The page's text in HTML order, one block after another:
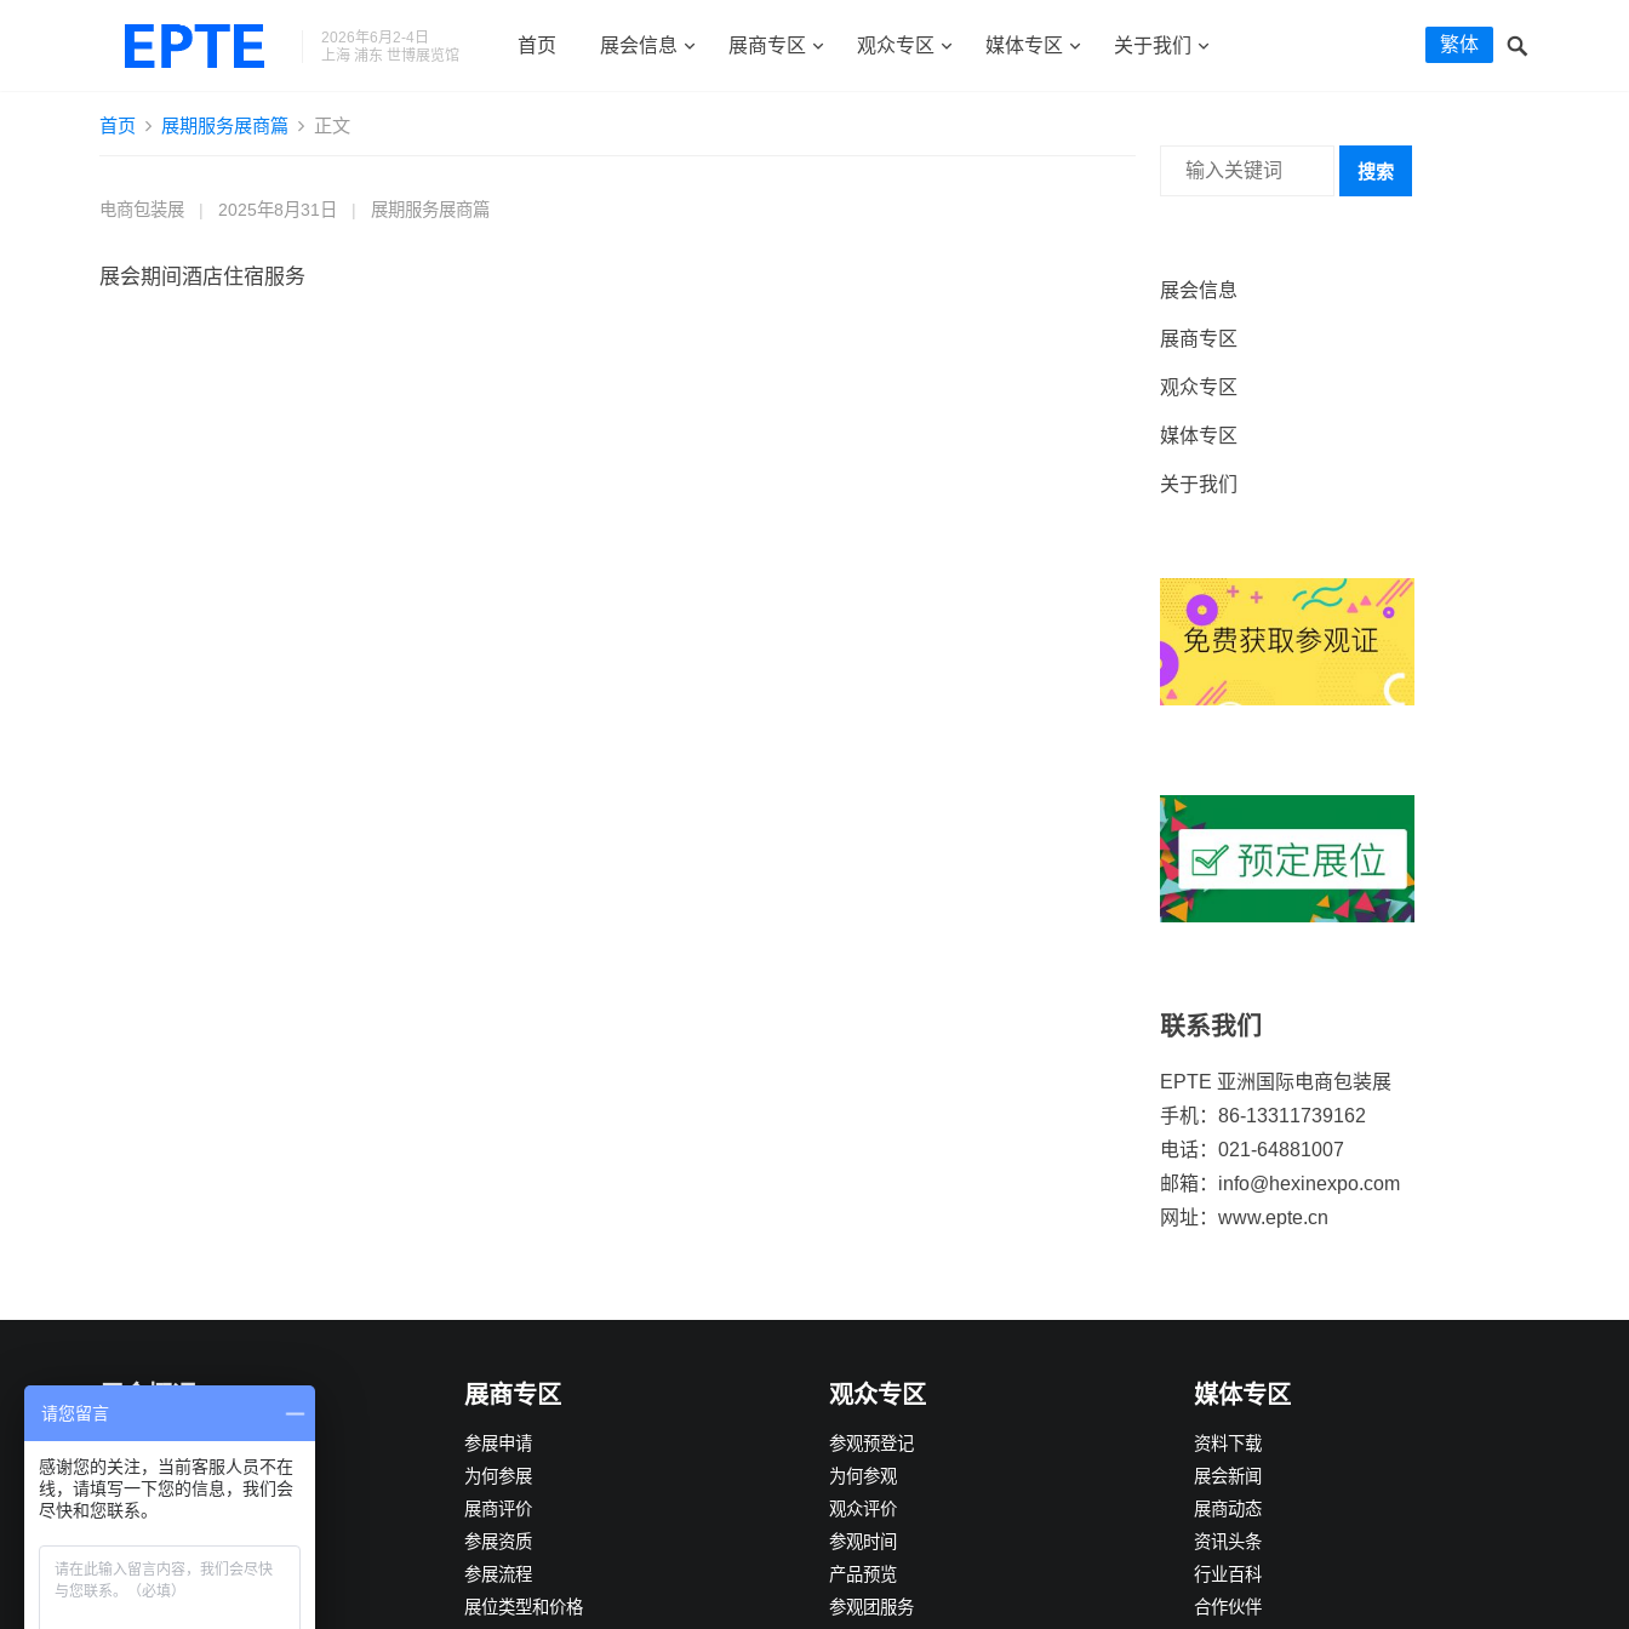
2026年6月2-4日
上海 浦东 世博展览馆
首页 展会信息 展商专区 观众专区 媒体专区 关于我们 繁体
首页 展期服务展商篇 正文
电商包装展 | 2025年8月31日 | 展期服务展商篇
展会期间酒店住宿服务
搜索
展会信息
展商专区
观众专区
媒体专区
关于我们
联系我们
EPTE 亚洲国际电商包装展
手机：86-13311739162
电话：021-64881007
邮箱：info@hexinexpo.com
网址：www.epte.cn
展会简介
组织机构
展会优势
观众构成
展会日程
展商专区
参展申请
为何参展
展商评价
参展资质
参展流程
展位类型和价格
观众专区
参观预登记
为何参观
观众评价
参观时间
产品预览
参观团服务
媒体专区
资料下载
展会新闻
展商动态
资讯头条
行业百科
合作伙伴
请您留言
感谢您的关注，当前客服人员不在
线，请填写一下您的信息，我们会
尽快和您联系。